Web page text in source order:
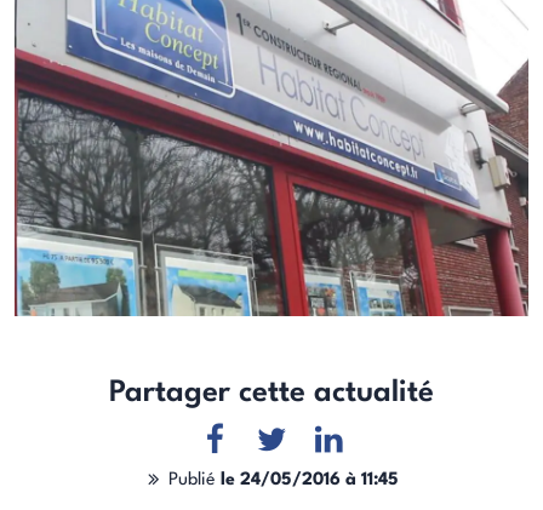
Partager cette actualité
Publié le 24/05/2016 à 11:45